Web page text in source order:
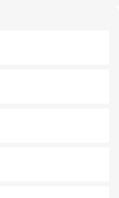
楽しめる外せないスポット